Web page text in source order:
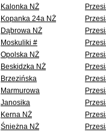
Kalonka NŻ
Kopanka 24a NŻ
Dąbrowa NŻ
Moskuliki #
Opolska NŻ
Beskidzka NŻ
Brzezińska
Marmurowa
Janosika
Kerna NŻ
Śnieżna NŻ